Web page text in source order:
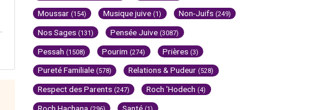
Moussar (154) Musique juive (1) Non-Juifs (249)
Nos Sages (131) Pensée Juive (3087)
Pessah (1508) Pourim (274) Prières (3)
Pureté Familiale (578) Relations & Pudeur (528)
Respect des Parents (247) Roch 'Hodech (4)